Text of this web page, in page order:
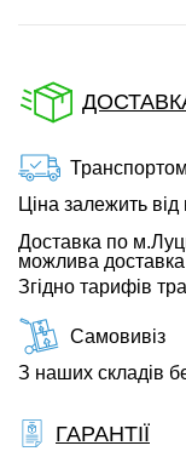
Ціна залежить
Доставка по
можлива доставка
Згідно тарифів
Самовивіз
З наших складів
ГАРАНТІЇ